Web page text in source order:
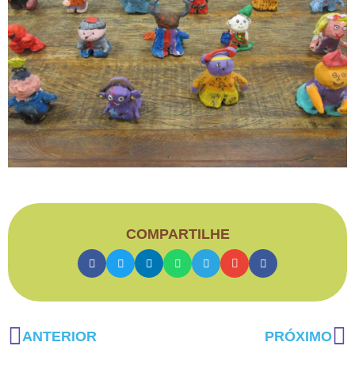
COMPARTILHE
ANTERIOR PRÓXIMO